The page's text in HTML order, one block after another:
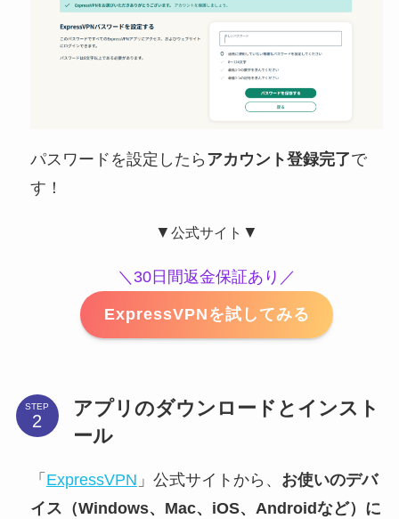
パスワードを設定したら アカウント登録完了で
す！
▼ 公式サイト ▼
＼30日間返金保証あり／
ExpressVPNを試してみる
STEP
アプリのダウンロードとインスト
ール
「 ExpressVPN 」公式サイトから、 お使いのデバ
イス（Windows、Mac、iOS、Androidなど）に